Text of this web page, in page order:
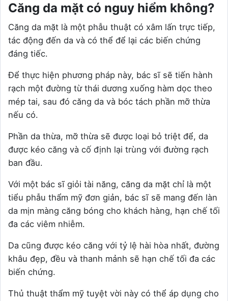
Căng da mặt có nguy hiểm không?
Căng da mặt là một phẫu thuật có xâm lấn trực tiếp,
tác động đến da và có thể để lại các biến chứng
đáng tiếc.
Để thực hiện phương pháp này, bác sĩ sẽ tiến hành
rạch một đường từ thái dương xuống hàm dọc theo
mép tai, sau đó căng da và bóc tách phần mỡ thừa
nếu có.
Phần da thừa, mỡ thừa sẽ được loại bỏ triệt để, da
được kéo căng và cố định lại trùng với đường rạch
ban đầu.
Với một bác sĩ giỏi tài năng, căng da mặt chỉ là một
tiểu phẫu thẩm mỹ đơn giản, bác sĩ sẽ mang đến làn
da mịn màng căng bóng cho khách hàng, hạn chế tối
đa các viêm nhiễm.
Da cũng được kéo căng với tỷ lệ hài hòa nhất, đường
khâu đẹp, đều và thanh mảnh sẽ hạn chế tối đa các
biến chứng.
Thủ thuật thẩm mỹ tuyệt vời này có thể áp dụng cho